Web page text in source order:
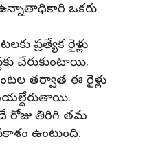
ఉన్నాతాధికారి ఒకరు
ప్రత్యేక రైళ్లు
చేరుకుంటాయి.
తర్వాత ఈ రైళ్లు
రోజు తిరిగి తమ
ఉంటుంది.